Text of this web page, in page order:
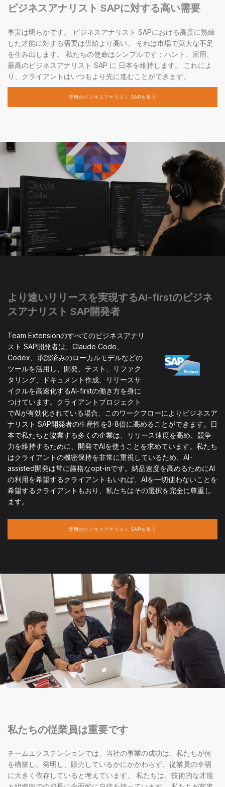
ビジネスアナリスト SAPに対する高い需要
事実は明らかです。 ビジネスアナリスト SAPにおける高度に熟練
した才能に対する需要は供給より高い。 それは市場で莫大な不足
を生み出します。 私たちの使命はシンプルです：ハント、雇用、
最高のビジネスアナリスト SAP に 日本を維持します。 これによ
り、クライアントはいつもより先に進むことができます。
専用のビジネスアナリスト SAPを雇う
より速いリリースを実現するAI-firstのビジネ
スアナリスト SAP開発者
Team Extensionのすべてのビジネスアナリ
スト SAP開発者は、Claude Code、
Codex、承認済みのローカルモデルなどの
ツールを活用し、開発、テスト、リファク
タリング、ドキュメント作成、リリースサ
イクルを高速化するAI-firstの働き方を身に
つけています。クライアントプロジェクト
でAIが有効化されている場合、このワークフローによりビジネスア
ナリスト SAP開発者の生産性を3-8倍に高めることができます。日
本で私たちと協業する多くの企業は、リリース速度を高め、競争
力を維持するために、開発でAIを使うことを求めています。私たち
はクライアントの機密保持を非常に重視しているため、AI-
assisted開発は常に厳格なopt-inです。納品速度を高めるためにAI
の利用を希望するクライアントもいれば、AIを一切使わないことを
希望するクライアントもおり、私たちはその選択を完全に尊重し
ます。
専用のビジネスアナリスト SAPを雇う
私たちの従業員は重要です
チームエクステンションでは、当社の事業の成功は、私たちが何
を構築し、発明し、販売しているかにかかわらず、従業員の幸福
に大きく依存していると考えています。 私たちは、技術的な才能